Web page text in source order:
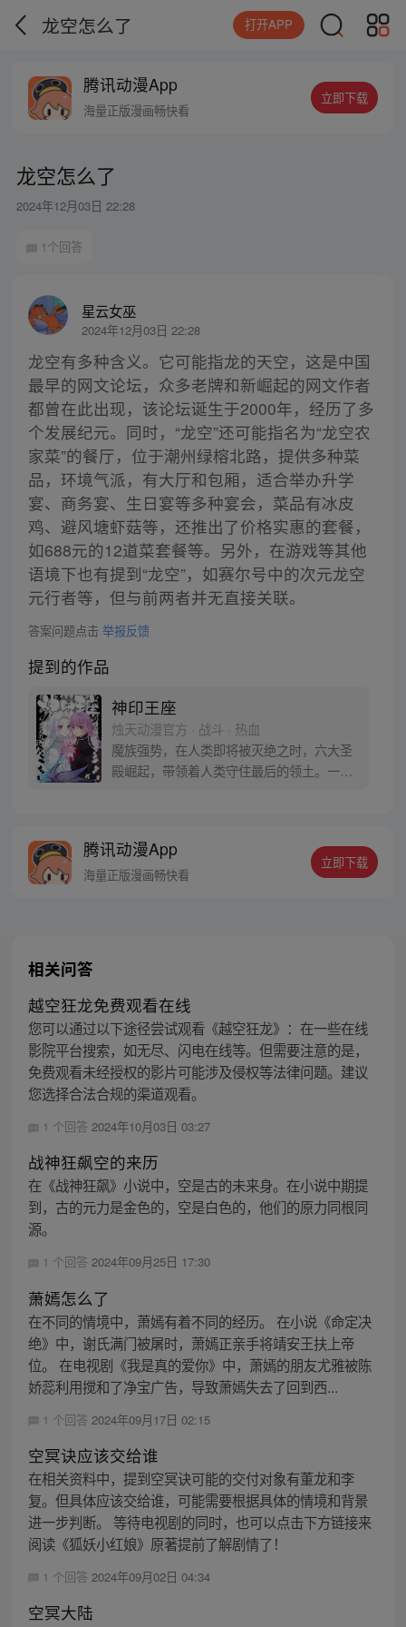
龙空怎么了 打开APP
腾讯动漫App
海量正版漫画畅快看
立即下载
龙空怎么了
2024年12月03日 22:28
1个回答
星云女巫
2024年12月03日 22:28
龙空有多种含义。它可能指龙的天空，这是中国
最早的网文论坛，众多老牌和新崛起的网文作者
都曾在此出现，该论坛诞生于2000年，经历了多
个发展纪元。同时，“龙空”还可能指名为“龙空农
家菜”的餐厅，位于潮州绿榕北路，提供多种菜
品，环境气派，有大厅和包厢，适合举办升学
宴、商务宴、生日宴等多种宴会，菜品有冰皮
鸡、避风塘虾菇等，还推出了价格实惠的套餐，
如688元的12道菜套餐等。另外，在游戏等其他
语境下也有提到“龙空”，如赛尔号中的次元龙空
元行者等，但与前两者并无直接关联。
答案问题点击 举报反馈
提到的作品
神印王座
烛天动漫官方 · 战斗 · 热血
魔族强势，在人类即将被灭绝之时，六大圣
殿崛起，带领着人类守住最后的领土。一名
着骑士最高荣耀的神印王座？
腾讯动漫App
海量正版漫画畅快看
立即下载
相关问答
越空狂龙免费观看在线
您可以通过以下途径尝试观看《越空狂龙》：在一些在线
影院平台搜索，如无尽、闪电在线等。但需要注意的是，
免费观看未经授权的影片可能涉及侵权等法律问题。建议
您选择合法合规的渠道观看。
1 个回答 2024年10月03日 03:27
战神狂飙空的来历
在《战神狂飙》小说中，空是古的未来身。在小说中期提
到，古的元力是金色的，空是白色的，他们的原力同根同
源。
1 个回答 2024年09月25日 17:30
萧嫣怎么了
在不同的情境中，萧嫣有着不同的经历。 在小说《命定决
绝》中，谢氏满门被屠时，萧嫣正亲手将靖安王扶上帝
位。 在电视剧《我是真的爱你》中，萧嫣的朋友尤雅被陈
娇蕊利用搅和了净宝广告，导致萧嫣失去了回到西...
1 个回答 2024年09月17日 02:15
空冥诀应该交给谁
在相关资料中，提到空冥诀可能的交付对象有董龙和李
复。但具体应该交给谁，可能需要根据具体的情境和背景
进一步判断。 等待电视剧的同时，也可以点击下方链接来
阅读《狐妖小红娘》原著提前了解剧情了！
1 个回答 2024年09月02日 04:34
空冥大陆